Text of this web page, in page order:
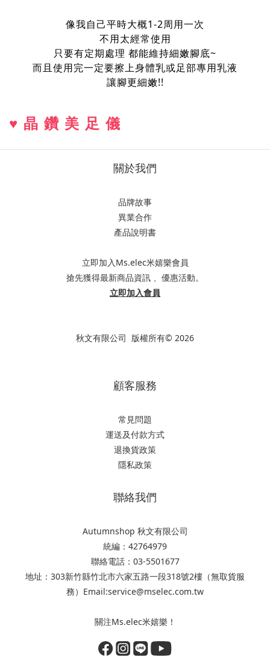
像我自己平時大概1-2周用一次
不用太經常使用
只要有定期處理 都能維持細嫩腳底~
而且使用完一定要擦上身體乳或足部專用乳液
讓腳更細嫩!!
♥晶鑽美足儀
關於我們
品牌故事
異業合作
產品說明書
立即加入Ms.elec米嬉樂會員
搶先獲得最新商品資訊 、優惠活動。
立即加入會員
秋文有限公司 版權所有© 2026
顧客服務
常見問題
運送及付款方式
退換貨政策
隱私政策
聯絡我們
Autumnshop 秋文有限公司
統編：42764979
聯絡電話：03-5501677
地址：303新竹縣竹北市六家五路一段318號2樓（無取貨服
務）Email:service@mselec.com.tw
關注Ms.elec米嬉樂！